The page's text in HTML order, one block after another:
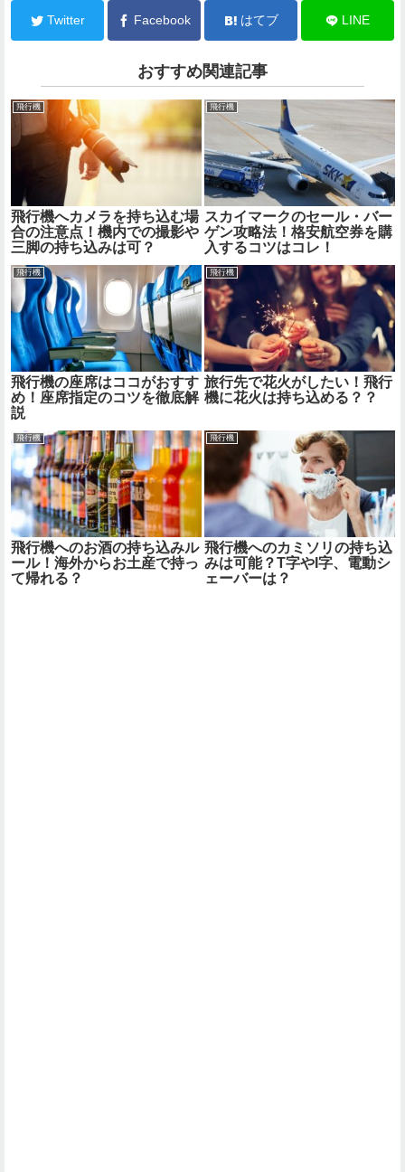
Twitter Facebook はてブ LINE
おすすめ関連記事
飛行機
飛行機へカメラを持ち込む場
合の注意点！機内での撮影や
三脚の持ち込みは可？
飛行機
スカイマークのセール・バー
ゲン攻略法！格安航空券を購
入するコツはコレ！
飛行機
飛行機の座席はココがおすす
め！座席指定のコツを徹底解
説
飛行機
旅行先で花火がしたい！飛行
機に花火は持ち込める？？
飛行機
飛行機へのお酒の持ち込みル
ール！海外からお土産で持っ
て帰れる？
飛行機
飛行機へのカミソリの持ち込
みは可能？T字やI字、電動シ
ェーバーは？